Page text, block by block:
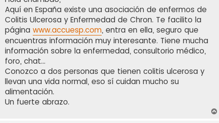
s
a
j
e
Aquí en España existe una asociación de enfermos de
Colitis Ulcerosa y Enfermedad de Chron. Te facilito la
página www.accuesp.com, entra en ella, seguro que
encuentras información muy interesante. Tiene mucha
información sobre la enfermedad, consultorio médico,
foro, chat...
Conozco a dos personas que tienen colitis ulcerosa y
llevan una vida normal, eso sí cuidan mucho su
alimentación.
Un fuerte abrazo.